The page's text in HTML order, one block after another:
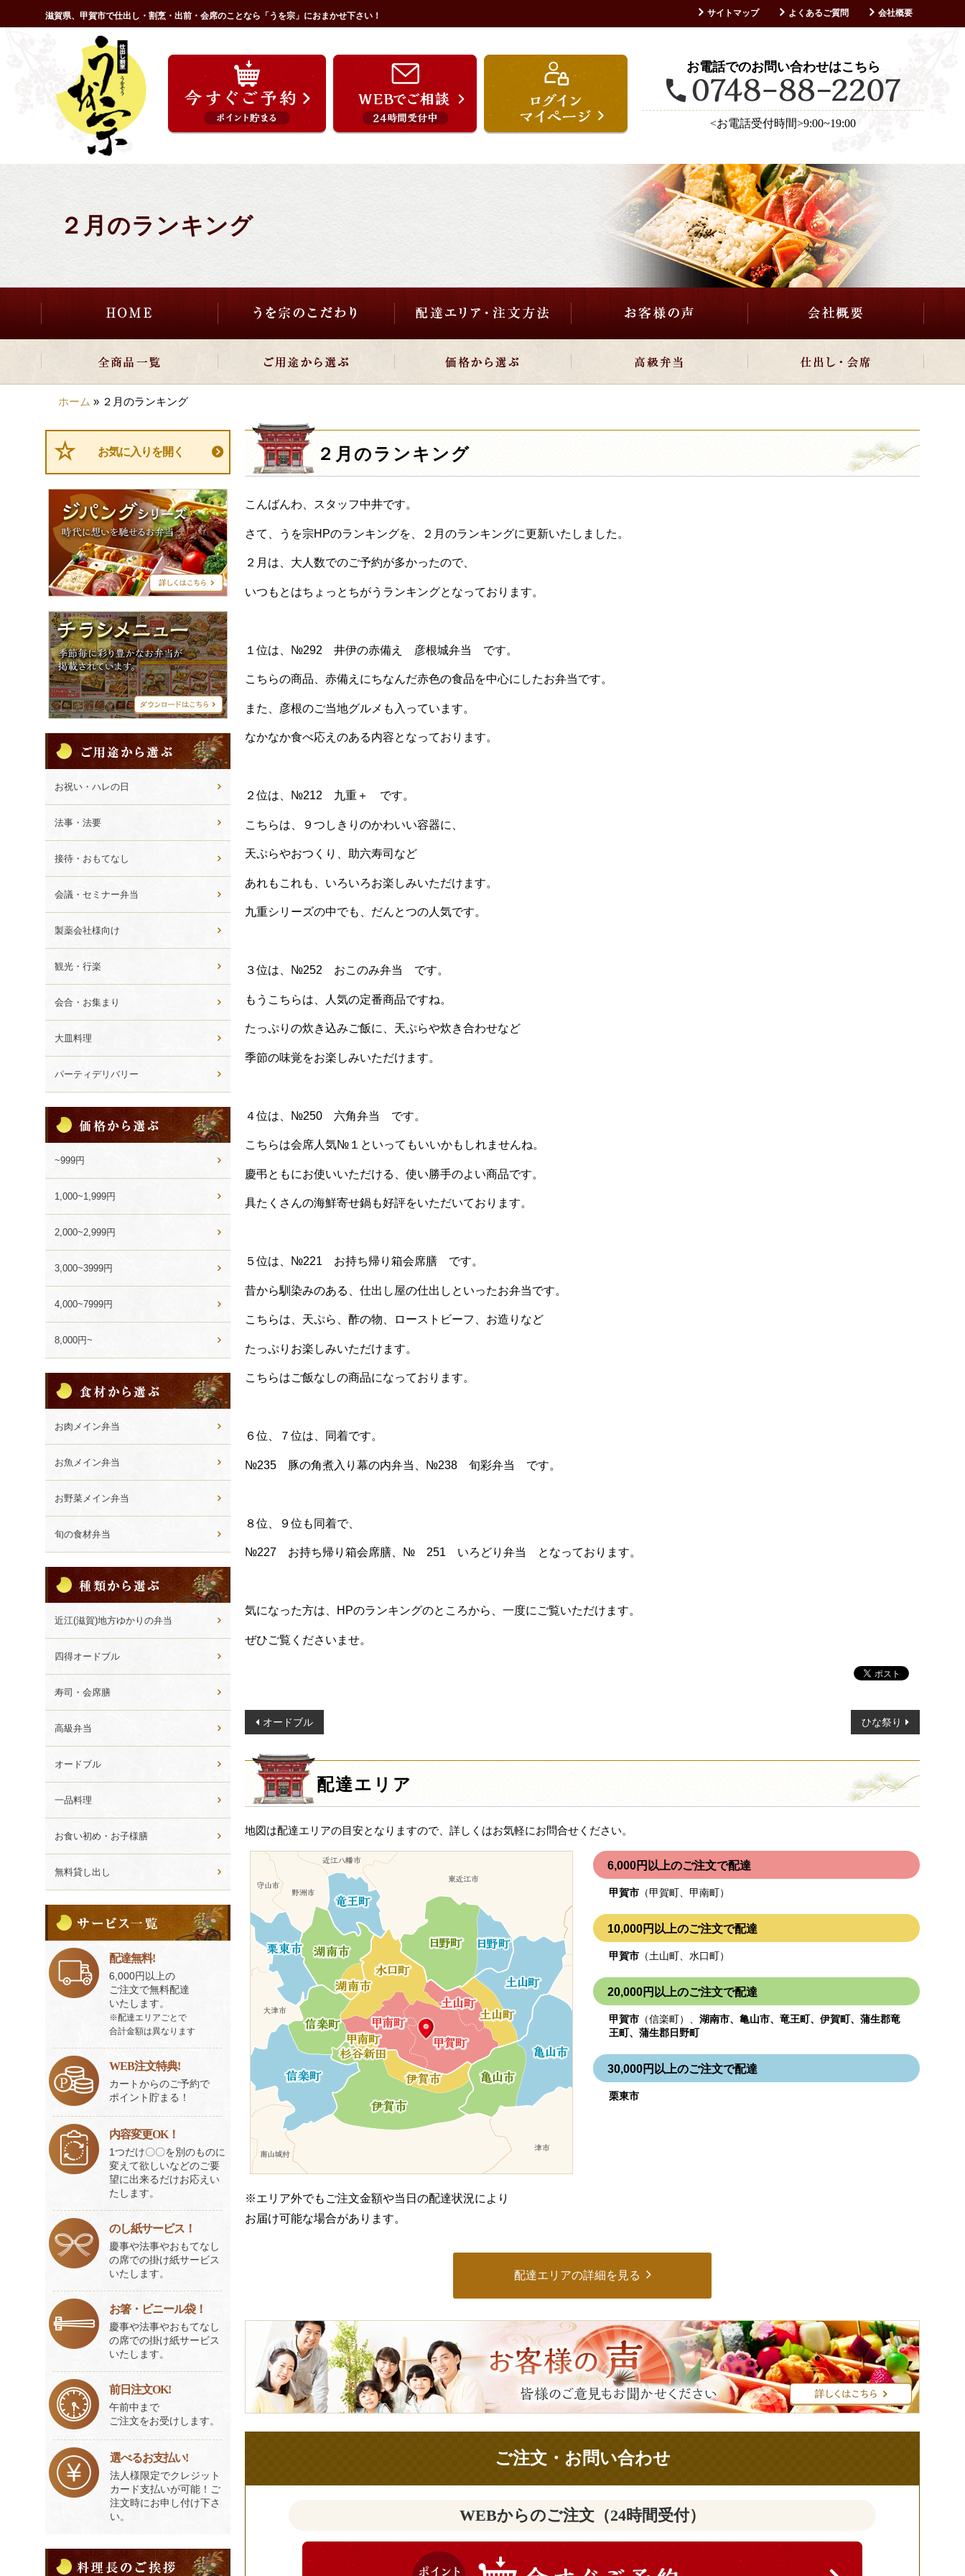
ン
滋賀県、甲賀市で仕出し・割烹・出前・会席のことなら「うを宗」におまかせ下さい！ サイトマップ よくあるご質問 会社概要
お電話でのお問い合わせはこちら
<お電話受付時間>9:00~19:00
２月のランキング
HOME うを宗のこだわり 配達エリア・注文方法
ご用途から選ぶ 価格から選ぶ
ホーム » ２月のランキング
２月のランキング
こんばんわ、スタッフ中井です。
さて、うを宗HPのランキングを、２月のランキングに更新いたしました。
２月は、大人数でのご予約が多かったので、
いつもとはちょっとちがうランキングとなっております。
１位は、№292 井伊の赤備え 彦根城弁当 です。
こちらの商品、赤備えにちなんだ赤色の食品を中心にしたお弁当です。
また、彦根のご当地グルメも入っています。
なかなか食べ応えのある内容となっております。
２位は、№212 九重＋ です。
こちらは、９つしきりのかわいい容器に、
天ぷらやおつくり、助六寿司など
あれもこれも、いろいろお楽しみいただけます。
九重シリーズの中でも、だんとつの人気です。
３位は、№252 おこのみ弁当 です。
もうこちらは、人気の定番商品ですね。
たっぷりの炊き込みご飯に、天ぷらや炊き合わせなど
季節の味覚をお楽しみいただけます。
４位は、№250 六角弁当 です。
こちらは会席人気№１といってもいいかもしれませんね。
慶弔ともにお使いいただける、使い勝手のよい商品です。
具たくさんの海鮮寄せ鍋も好評をいただいております。
５位は、№221 お持ち帰り箱会席膳 です。
昔から馴染みのある、仕出し屋の仕出しといったお弁当です。
こちらは、天ぷら、酢の物、ローストビーフ、お造りなど
たっぷりお楽しみいただけます。
こちらはご飯なしの商品になっております。
６位、７位は、同着です。
№235 豚の角煮入り幕の内弁当、№238 旬彩弁当 です。
８位、９位も同着で、
№227 お持ち帰り箱会席膳、№ 251 いろどり弁当 となっております。
気になった方は、HPのランキングのところから、一度にご覧いただけます。
ぜひご覧くださいませ。
投
稿
ナ
ビ
ゲ
シ
ン
オードブル ひな祭り
配達エリア
地図は配達エリアの目安となりますので、詳しくはお気軽にお問合せください。
※エリア外でもご注文金額や当日の配達状況により
お届け可能な場合があります。
6,000円以上のご注文で配達
甲賀市 （甲賀町、甲南町）
10,000円以上のご注文で配達
甲賀市 （土山町、水口町）
20,000円以上のご注文で配達
甲賀市 （信楽町）、 湖南市、亀山市、竜王町、伊賀町、蒲生郡竜
王町、蒲生郡日野町
30,000円以上のご注文で配達
栗東市
配達エリアの詳細を見る
ご
意
見
も
か
ご注文・お問い合わせ
WEBからのご注文（24時間受付）
お気に入りを開く
ジ
ン
グ
ー
ズ
チ
ラ
シ
メ
ニ
ュ
ー
用
途
か
ら
選
ぶ
お祝い・ハレの日
法事・法要
接待・おもてなし
会議・セミナー弁当
製薬会社様向け
観光・行楽
会合・お集まり
大皿料理
パーティデリバリー
格
か
ら
選
ぶ
~999円
1,000~1,999円
2,000~2,999円
3,000~3999円
4,000~7999円
8,000円~
材
か
ら
選
ぶ
お肉メイン弁当
お魚メイン弁当
お野菜メイン弁当
旬の食材弁当
類
か
ら
選
ぶ
近江(滋賀)地方ゆかりの弁当
四得オードブル
寿司・会席膳
高級弁当
オードブル
一品料理
お食い初め・お子様膳
無料貸し出し
ー
ビ
ス
一
覧
配達無料!
6,000円以上の
ご注文で無料配達
いたします。
※配達エリアごとで
合計金額は異なります
WEB注文特典!
カートからのご予約で
ポイント貯まる！
内容変更OK！
1つだけ〇〇を別のものに
変えて欲しいなどのご要
望に出来るだけお応えい
たします。
のし紙サービス！
慶事や法事やおもてなし
の席での掛け紙サービス
いたします。
お箸・ビニール袋！
慶事や法事やおもてなし
の席での掛け紙サービス
いたします。
前日注文OK!
午前中まで
ご注文をお受けします。
選べるお支払い!
法人様限定でクレジット
カード支払いが可能！ご
注文時にお申し付け下さ
い。
理